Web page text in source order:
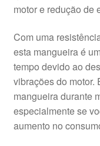
motor e redução de
Com uma
esta mangueira é
tempo devido ao
vibrações do motor.
mangueira durante
especialmente se
aumento no